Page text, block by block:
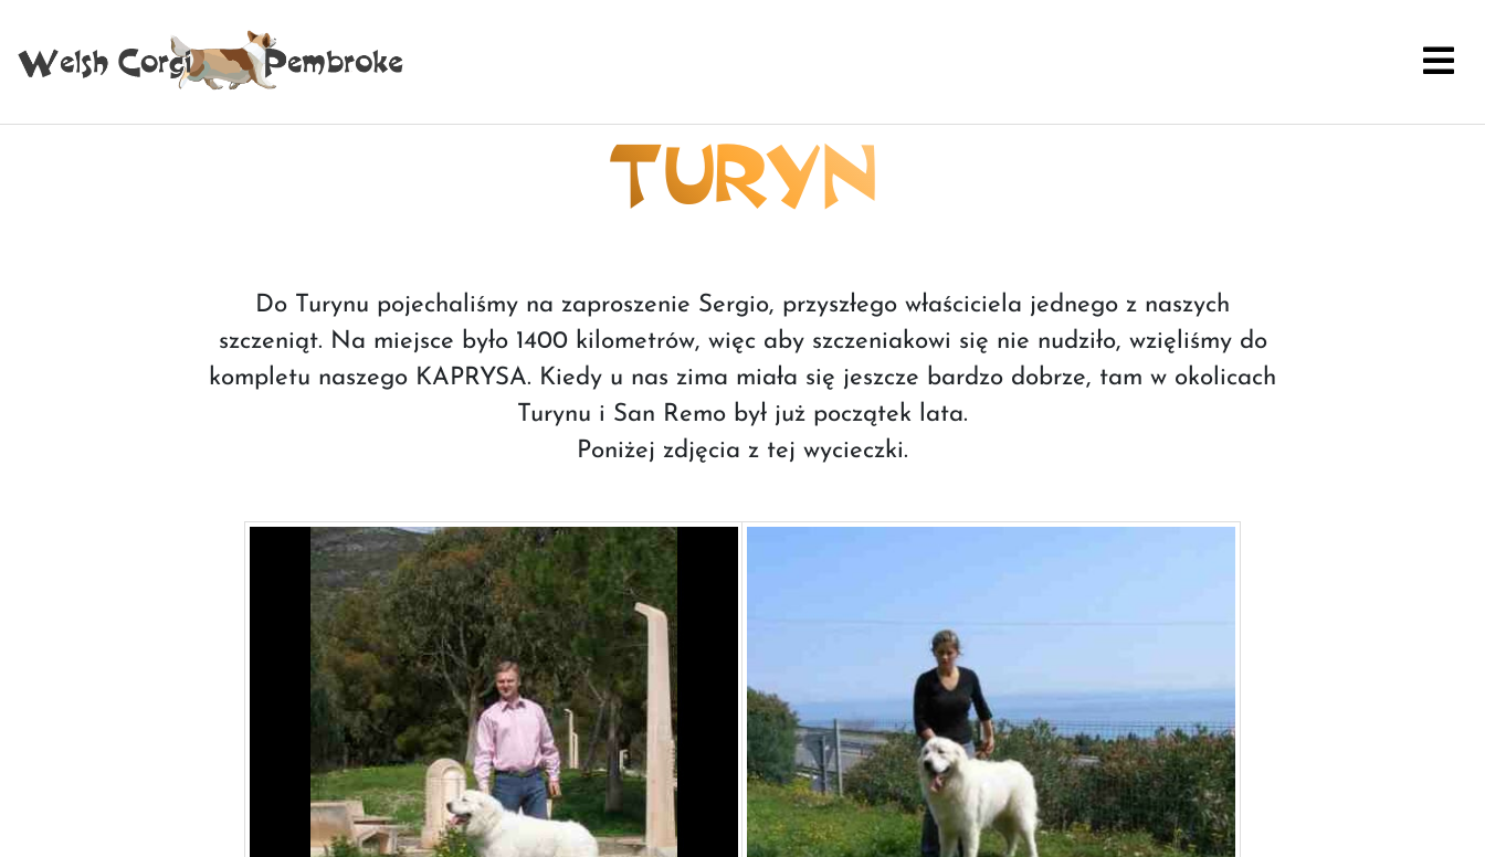
TURYN
Do Turynu pojechaliśmy na zaproszenie Sergio, przyszłego właściciela jednego z naszych
szczeniąt. Na miejsce było 1400 kilometrów, więc aby szczeniakowi się nie nudziło, wzięliśmy do
kompletu naszego KAPRYSA. Kiedy u nas zima miała się jeszcze bardzo dobrze, tam w okolicach
Turynu i San Remo był już początek lata.
Poniżej zdjęcia z tej wycieczki.